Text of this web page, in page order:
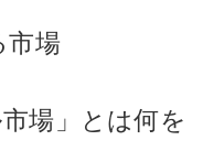
市場
場」とは何を